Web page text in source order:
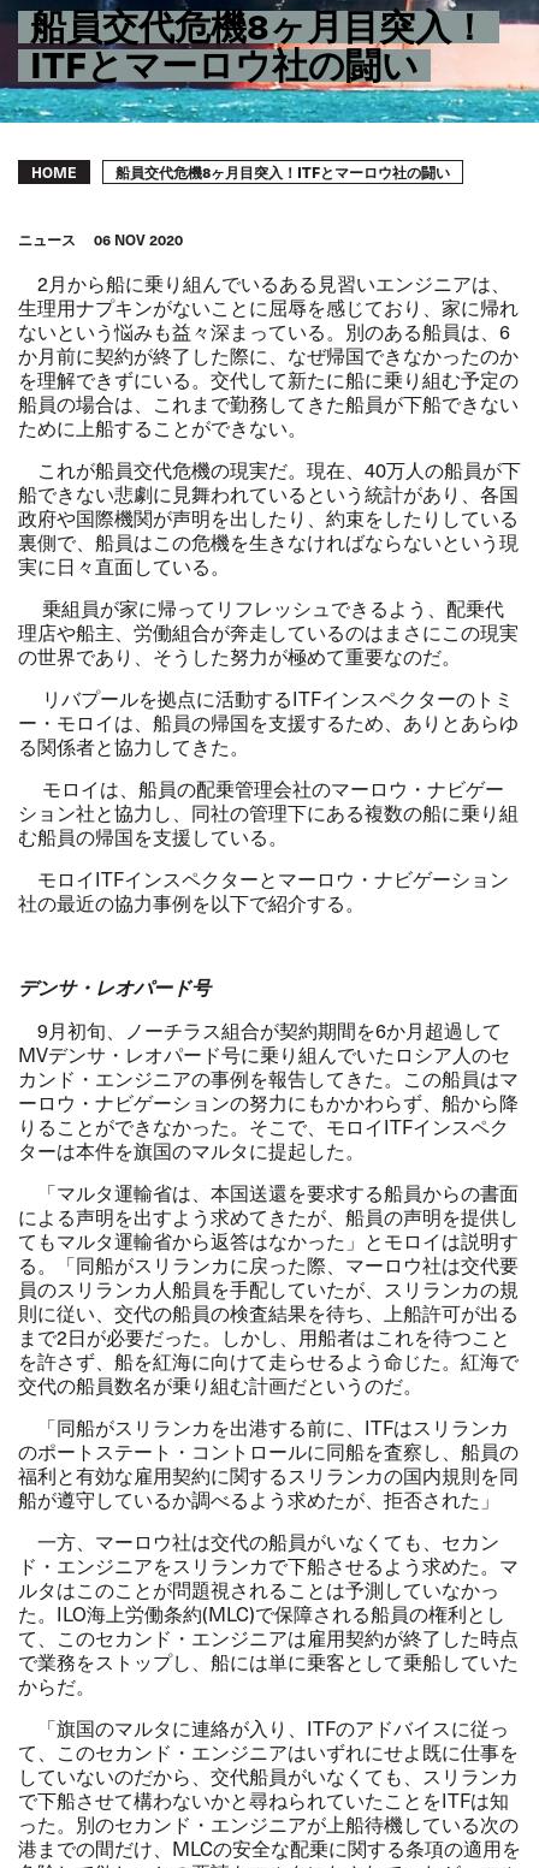
船員交代危機8ヶ月目突入！
ITFとマーロウ社の闘い
Breadcrumb
HOME 船員交代危機8ヶ月目突入！ITFとマーロウ社の闘い
ニュース 06 NOV 2020
2月から船に乗り組んでいるある見習いエンジニアは、
生理用ナプキンがないことに屈辱を感じており、家に帰れ
ないという悩みも益々深まっている。別のある船員は、 6
か月前に契約が終了した際に、なぜ帰国できなかったのか
を理解できずにいる。交代して新たに船に乗り組む予定の
船員の場合は、これまで勤務してきた船員が下船できない
ために上船することができない。
これが船員交代危機の現実だ。現在、 40万人の船員が下
船できない悲劇に見舞われているという統計があり、各国
政府や国際機関が声明を出したり、約束をしたりしている
裏側で、船員はこの危機を生きなければならないという現
実に日々直面している。
乗組員が家に帰ってリフレッシュできるよう、配乗代
理店や船主、労働組合が奔走しているのはまさにこの現実
の世界であり、そうした努力が極めて重要なのだ。
リバプールを拠点に活動するITFインスペクターのトミ
ー・モロイは、船員の帰国を支援するため、ありとあらゆ
る関係者と協力してきた。
モロイは、船員の配乗管理会社のマーロウ・ナビゲー
ション社と協力し、同社の管理下にある複数の船に乗り組
む船員の帰国を支援している。
モロイITFインスペクターとマーロウ・ナビゲーション
社の最近の協力事例を以下で紹介する。
デンサ・レオパード号
9月初旬、ノーチラス組合が契約期間を6か月超過して
MVデンサ・レオパード号に乗り組んでいたロシア人のセ
カンド・エンジニアの事例を報告してきた。この船員はマ
ーロウ・ナビゲーションの努力にもかかわらず、船から降
りることができなかった。そこで、モロイITFインスペク
ターは本件を旗国のマルタに提起した。
「マルタ運輸省は、本国送還を要求する船員からの書面
による声明を出すよう求めてきたが、船員の声明を提供し
てもマルタ運輸省から返答はなかった」とモロイは説明す
る。「同船がスリランカに戻った際、マーロウ社は交代要
員のスリランカ人船員を手配していたが、スリランカの規
則に従い、交代の船員の検査結果を待ち、上船許可が出る
まで2日が必要だった。しかし、用船者はこれを待つこと
を許さず、船を紅海に向けて走らせるよう命じた。紅海で
交代の船員数名が乗り組む計画だというのだ。
「同船がスリランカを出港する前に、 ITFはスリランカ
のポートステート・コントロールに同船を査察し、船員の
福利と有効な雇用契約に関するスリランカの国内規則を同
船が遵守しているか調べるよう求めたが、拒否された」
一方、マーロウ社は交代の船員がいなくても、セカン
ド・エンジニアをスリランカで下船させるよう求めた。マ
ルタはこのことが問題視されることは予測していなかっ
た。 ILO海上労働条約(MLC)で保障される船員の権利とし
て、このセカンド・エンジニアは雇用契約が終了した時点
で業務をストップし、船には単に乗客として乗船していた
からだ。
「旗国のマルタに連絡が入り、 ITFのアドバイスに従っ
て、このセカンド・エンジニアはいずれにせよ既に仕事を
していないのだから、交代船員がいなくても、スリランカ
で下船させて構わないかと尋ねられていたことをITFは知
った。別のセカンド・エンジニアが上船待機している次の
港までの間だけ、 MLCの安全な配乗に関する条項の適用を